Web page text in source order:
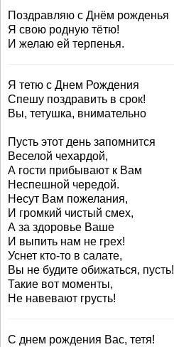
Поздравляю с Днём рожденья
Я свою родную тётю!
И желаю ей терпенья.
Я тетю с Днем Рождения
Спешу поздравить в срок!
Вы, тетушка, внимательно
Пусть этот день запомнится
Веселой чехардой,
А гости прибывают к Вам
Неспешной чередой.
Несут Вам пожелания,
И громкий чистый смех,
А за здоровье Ваше
И выпить нам не грех!
Уснет кто-то в салате,
Вы не будите обижаться, пусть!
Такие вот моменты,
Не навевают грусть!
С днем рождения Вас, тетя!